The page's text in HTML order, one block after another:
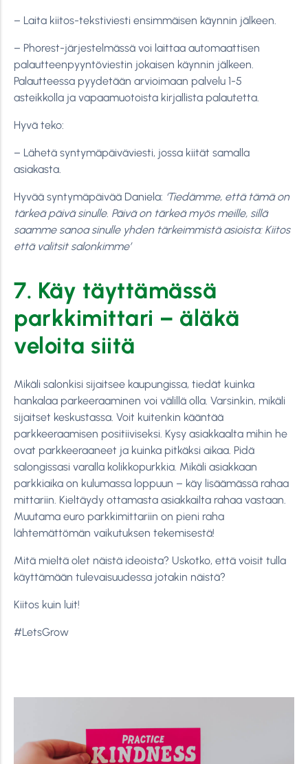
– Laita kiitos-tekstiviesti ensimmäisen käynnin jälkeen.
– Phorest-järjestelmässä voi laittaa automaattisen
palautteenpyyntöviestin jokaisen käynnin jälkeen.
Palautteessa pyydetään arvioimaan palvelu 1-5
asteikkolla ja vapaamuotoista kirjallista palautetta.
Hyvä teko:
– Lähetä syntymäpäiväviesti, jossa kiität samalla
asiakasta.
Hyvää syntymäpäivää Daniela: ‘Tiedämme, että tämä on
tärkeä päivä sinulle. Päivä on tärkeä myös meille, sillä
saamme sanoa sinulle yhden tärkeimmistä asioista: Kiitos
että valitsit salonkimme’
7. Käy täyttämässä
parkkimittari – äläkä
veloita siitä
Mikäli salonkisi sijaitsee kaupungissa, tiedät kuinka
hankalaa parkeeraaminen voi välillä olla. Varsinkin, mikäli
sijaitset keskustassa. Voit kuitenkin kääntää
parkkeeraamisen positiiviseksi. Kysy asiakkaalta mihin he
ovat parkkeeraaneet ja kuinka pitkäksi aikaa. Pidä
salongissasi varalla kolikkopurkkia. Mikäli asiakkaan
parkkiaika on kulumassa loppuun – käy lisäämässä rahaa
mittariin. Kieltäydy ottamasta asiakkailta rahaa vastaan.
Muutama euro parkkimittariin on pieni raha
lähtemättömän vaikutuksen tekemisestä!
Mitä mieltä olet näistä ideoista? Uskotko, että voisit tulla
käyttämään tulevaisuudessa jotakin näistä?
Kiitos kuin luit!
#LetsGrow